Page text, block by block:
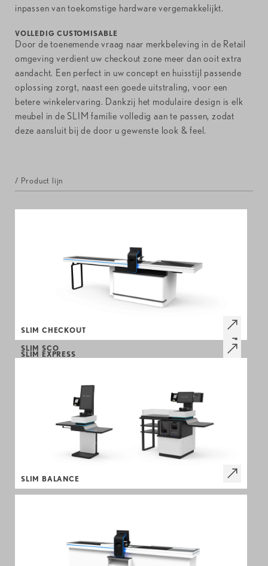
inpassen van toekomstige hardware vergemakkelijkt.
VOLLEDIG CUSTOMISABLE
Door de toenemende vraag naar merkbeleving in de Retail
omgeving verdient uw checkout zone meer dan ooit extra
aandacht. Een perfect in uw concept en huisstijl passende
oplossing zorgt, naast een goede uitstraling, voor een
betere winkelervaring. Dankzij het modulaire design is elk
meubel in de SLIM familie volledig aan te passen, zodat
deze aansluit bij de door u gewenste look & feel.
/ Product lijn
SLIM CHECKOUT
SLIM SCO
SLIM EXPRESS
SLIM BALANCE